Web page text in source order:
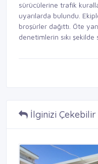
sürücülerine trafik
uyarılarda bulundu.
broşürler dağıttı. Öte
denetimlerin sıkı şekilde
İlginizi Çekebilir